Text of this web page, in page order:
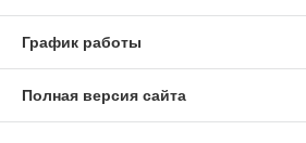
График работы
Полная версия сайта